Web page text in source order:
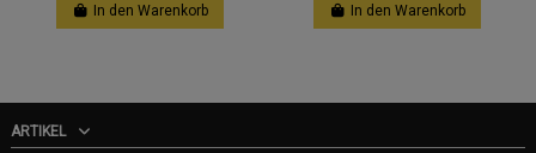
In den Warenkorb In den Warenkorb
ARTIKEL